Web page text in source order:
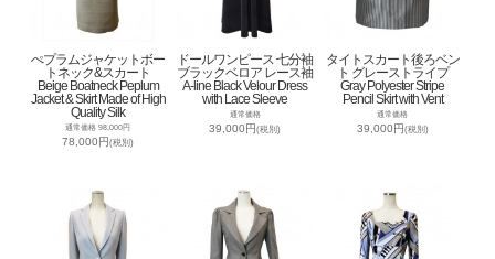
ぺプラムジャケットボー
トネック&スカート
Beige Boatneck Peplum
Jacket & Skirt Made of High
Quality Silk
通常価格 98,000円
78,000円(税別)
ドールワンピース 七分袖
ブラックベロア レース袖
A-line Black Velour Dress
with Lace Sleeve
通常価格
39,000円(税別)
タイトスカート後ろベン
ト グレーストライプ
Gray Polyester Stripe
Pencil Skirt with Vent
通常価格
39,000円(税別)